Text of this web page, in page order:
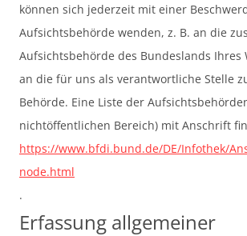
können sich jederzeit mit einer
Aufsichtsbehörde wenden, z. B. an die
Aufsichtsbehörde des Bundeslands Ihres
an die für uns als verantwortliche Stelle
Behörde. Eine Liste der
nichtöffentlichen Bereich) mit Anschrift
https://www.bfdi.bund.de/DE/Infothek/
node.html
.
Erfassung allgemeiner